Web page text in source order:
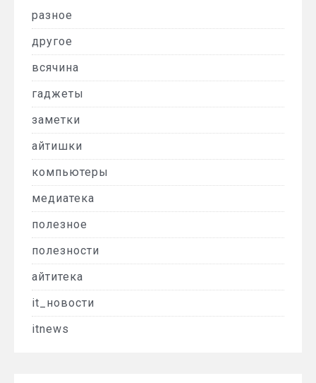
разное
другое
всячина
гаджеты
заметки
айтишки
компьютеры
медиатека
полезное
полезности
айтитека
it_новости
itnews